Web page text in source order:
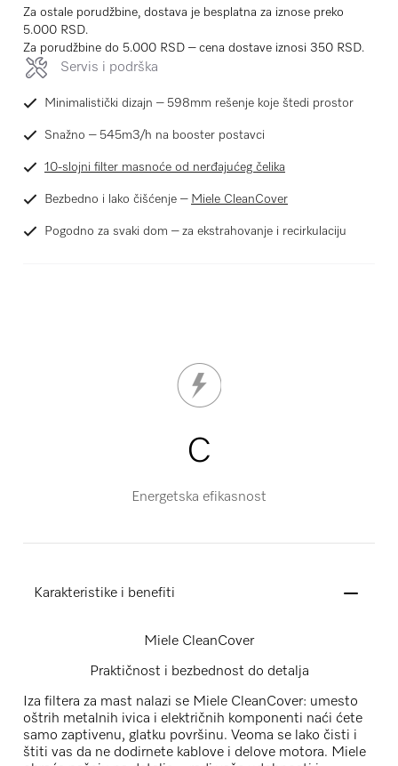
Za ostale porudžbine, dostava je besplatna za iznose preko
5.000 RSD.
Za porudžbine do 5.000 RSD – cena dostave iznosi 350 RSD.
Servis i podrška
Minimalistički dizajn – 598mm rešenje koje štedi prostor
Snažno – 545m3/h na booster postavci
10-slojni filter masnoće od nerđajućeg čelika
Bezbedno i lako čišćenje – Miele CleanCover
Pogodno za svaki dom – za ekstrahovanje i recirkulaciju
C
Energetska efikasnost
Karakteristike i benefiti
Miele CleanCover
Praktičnost i bezbednost do detalja
Iza filtera za mast nalazi se Miele CleanCover: umesto
oštrih metalnih ivica i električnih komponenti naći ćete
samo zaptivenu, glatku površinu. Veoma se lako čisti i
štiti vas da ne dodirnete kablove i delove motora. Miele